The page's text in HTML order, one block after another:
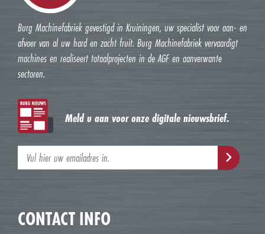
Burg Machinefabriek gevestigd in Kruiningen, uw specialist voor aan- en
afvoer van al uw hard en zacht fruit. Burg Machinefabriek vervaardigt
machines en realiseert totaalprojecten in de AGF en aanverwante
sectoren.
Meld u aan voor onze digitale nieuwsbrief.
CONTACT INFO